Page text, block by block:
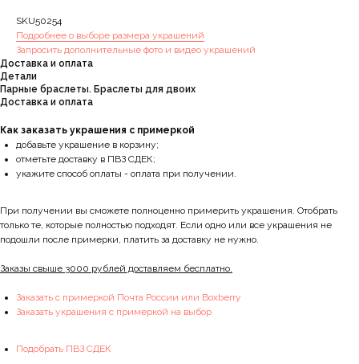
SKU50254
Подробнее о выборе размера украшений
Запросить дополнительные фото и видео украшений
Доставка и оплата
Детали
Парные браслеты. Браслеты для двоих
Доставка и оплата
Как заказать украшения с примеркой
добавьте украшение в корзину;
отметьте доставку в ПВЗ СДЕК;
укажите способ оплаты - оплата при получении.
При получении вы сможете полноценно примерить украшения. Отобрать
только те, которые полностью подходят. Если одно или все украшения не
подошли после примерки, платить за доставку не нужно.
Заказы свыше 3000 рублей доставляем бесплатно.
Заказать с примеркой Почта России или Boxberry
Заказать украшения с примеркой на выбор
Подобрать ПВЗ СДЕК